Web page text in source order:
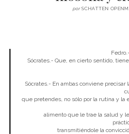
porSCHATTEN
Sócrates.- Que, en cierto sentido,
Sócrates.- En ambas conviene
que pretendes, no sólo por la rutina y la
alimento que le trae la salud y
transmitiéndole la